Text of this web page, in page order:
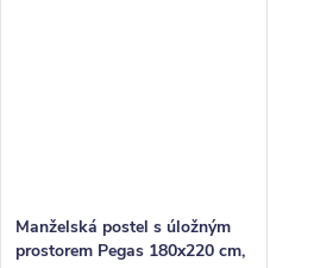
Manželská postel s úložným
prostorem Pegas 180x220 cm,